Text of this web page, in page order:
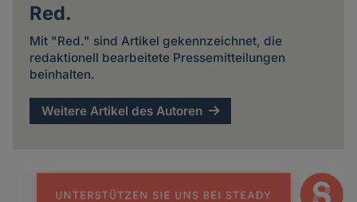
Red.
Mit "Red." sind Artikel gekennzeichnet, die
redaktionell bearbeitete Pressemitteilungen
beinhalten.
Weitere Artikel des Autoren